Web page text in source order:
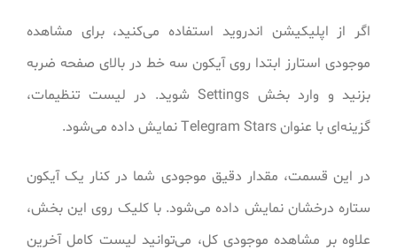
اگر از اپلیکیشن اندروید استفاده می‌کنید، برای مشاهده
موجودی استارز ابتدا روی آیکون سه خط در بالای صفحه ضربه
بزنید و وارد بخش Settings شوید. در لیست تنظیمات،
گزینه‌ای با عنوان Telegram Stars نمایش داده می‌شود.
در این قسمت، مقدار دقیق موجودی شما در کنار یک آیکون
ستاره درخشان نمایش داده می‌شود. با کلیک روی این بخش،
علاوه بر مشاهده موجودی کل، می‌توانید لیست کامل آخرین